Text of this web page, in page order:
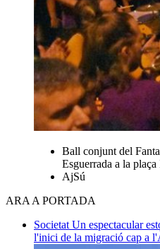
Ball conjunt del
Esguerrada a la
AjSú
ARA A PORTADA
Societat Un espectacular
l'inici de la migració cap a